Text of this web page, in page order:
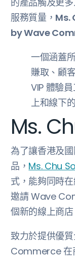
服務質量， Ms.
by Wave
一個涵蓋
賺取、顧
VIP 體驗
上和線下
Ms.
為了讓香港及
品， Ms. Chu
式，能夠同時
邀請 Wave
個新的線上商店
致力於提供優
Commerce 在